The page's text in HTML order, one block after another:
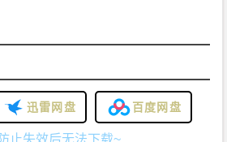
迅雷网盘 百度网盘
止失效后无法下载~